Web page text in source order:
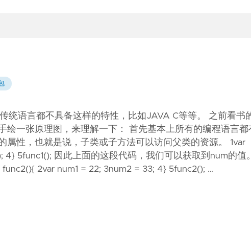
统语言都不具备这样的特性，比如JAVA C等等。 之前看书
绘一张原理图，来理解一下： 首先基本上所有的编程语言都
性，也就是说，子类或子方法可以访问父类的资源。 1var
4} 5func1(); 因此上面的这段代码，我们可以获取到num的值。
2var num1 = 22; 3num2 = 33; 4} 5func2(); …